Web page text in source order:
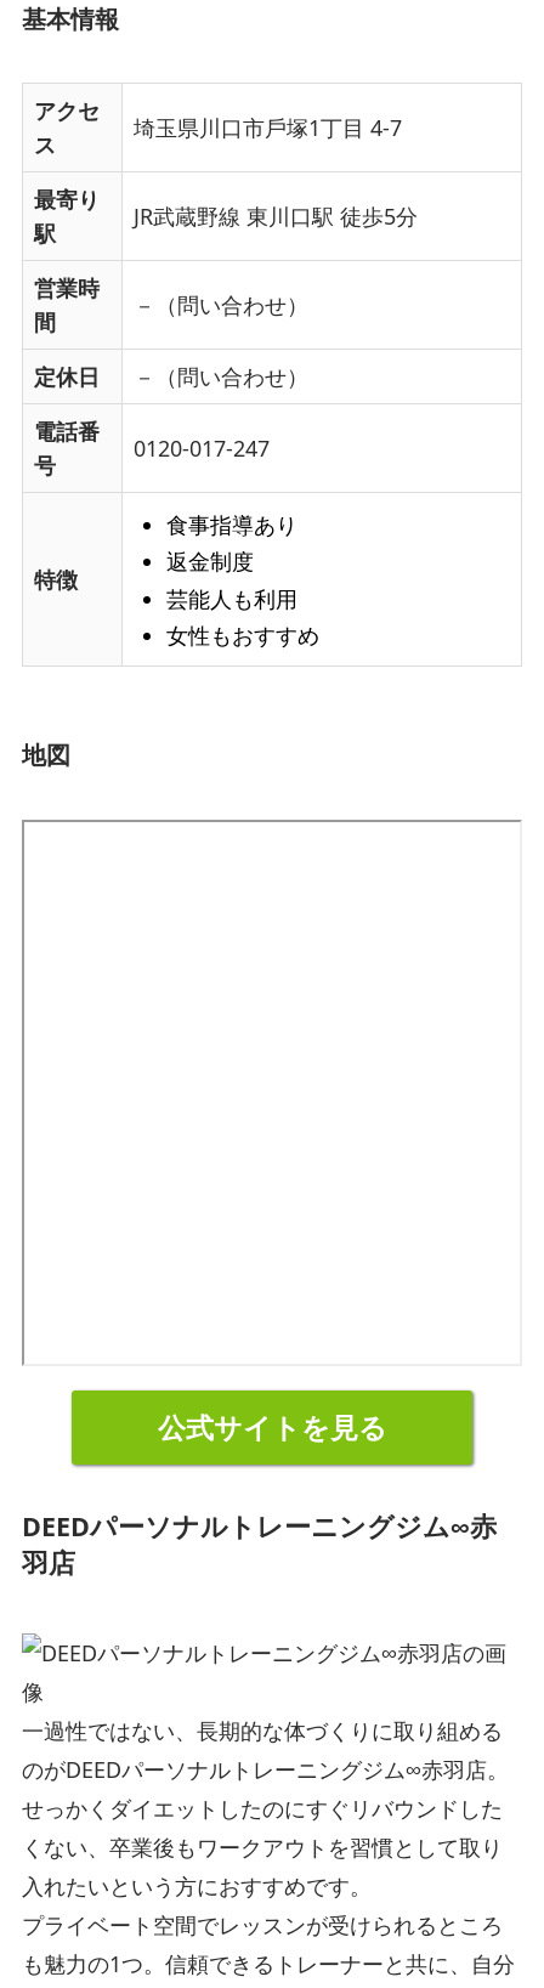
基本情報
アクセ
ス
埼玉県川口市戶塚1丁目 4-7
最寄り
駅
JR武蔵野線 東川口駅 徒歩5分
営業時
間
－（問い合わせ）
定休日
－（問い合わせ）
電話番
号
0120-017-247
特徴
食事指導あり
返金制度
芸能人も利用
女性もおすすめ
地図
公式サイトを見る
DEEDパーソナルトレーニングジム∞赤
羽店
一過性ではない、長期的な体づくりに取り組める
のがDEEDパーソナルトレーニングジム∞赤羽店。
せっかくダイエットしたのにすぐリバウンドした
くない、卒業後もワークアウトを習慣として取り
入れたいという方におすすめです。
プライベート空間でレッスンが受けられるところ
も魅力の1つ。信頼できるトレーナーと共に、自分